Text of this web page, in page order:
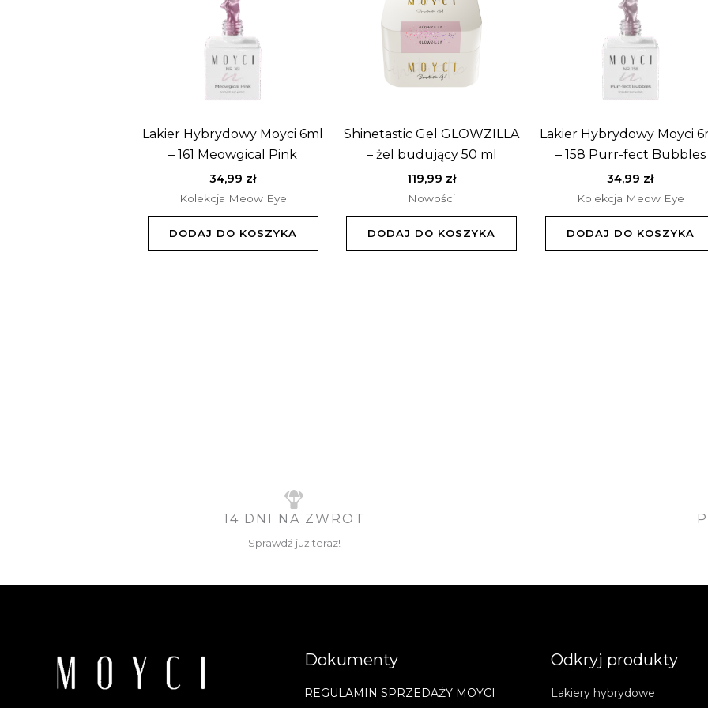
Lakier Hybrydowy Moyci 6ml
– 161 Meowgical Pink
34,99 zł
Kolekcja Meow Eye
DODAJ DO KOSZYKA
Shinetastic Gel GLOWZILLA
– żel budujący 50 ml
119,99 zł
Nowości
DODAJ DO KOSZYKA
Lakier Hybrydowy Moyci
– 158 Purr-fect Bubbles
34,99 zł
Kolekcja Meow Eye
DODAJ DO KOSZYKA
14 DNI NA ZWROT
Sprawdź już teraz!
Dokumenty
REGULAMIN SPRZEDAŻY MOYCI
Odkryj produkty
Lakiery hybrydowe